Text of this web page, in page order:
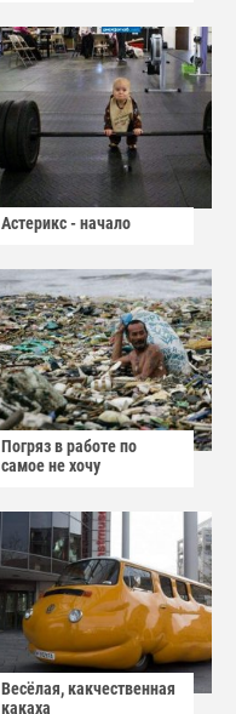
Астерикс - начало
Погряз в работе по
самое не хочу
Весёлая, какчественная
какаха